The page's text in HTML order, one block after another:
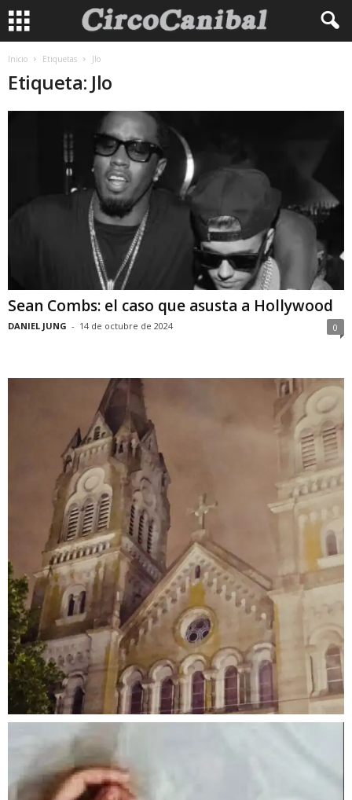
Inicio Etiquetas Jlo
Etiqueta: Jlo
Sean Combs: el caso que asusta a Hollywood
DANIEL JUNG - 14 de octubre de 2024 0